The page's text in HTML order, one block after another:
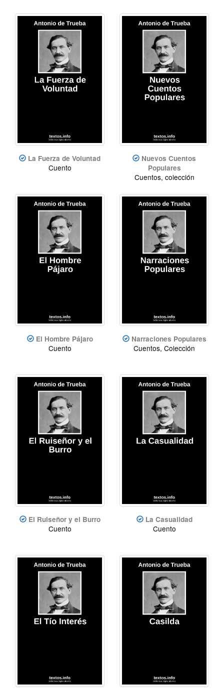
La Fuerza de Voluntad
Cuento
Nuevos Cuentos
Populares
Cuentos, colección
El Hombre Pájaro
Cuento
Narraciones Populares
Cuentos, Colección
El Ruiseñor y el Burro
Cuento
La Casualidad
Cuento